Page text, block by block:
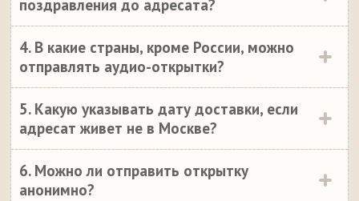
поздравления до адресата?
4. В какие страны, кроме России, можно
отправлять аудио-открытки?
5. Какую указывать дату доставки, если
адресат живет не в Москве?
6. Можно ли отправить открытку
анонимно?